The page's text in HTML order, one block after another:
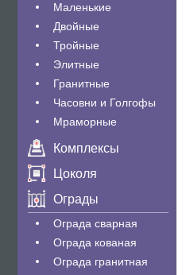
Маленькие
Двойные
Тройные
Элитные
Гранитные
Часовни и Голгофы
Мраморные
Комплексы
Цоколя
Ограды
Ограда сварная
Ограда кованая
Ограда гранитная